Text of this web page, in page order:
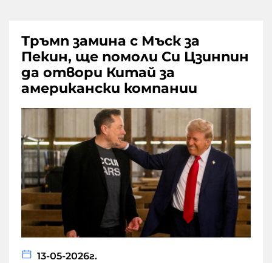
Тръмп замина с Мъск за
Пекин, ще помоли Си Цзинпин
да отвори Китай за
американски компании
13-05-2026г.